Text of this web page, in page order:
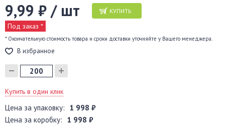
9,99 ₽ / шт КУПИТЬ
Под заказ *
* Окончательную стоимость товара и сроки доставки уточняйте у Вашего менеджера.
В избранное
Купить в один клик
Цена за упаковку: 1 998 ₽
Цена за коробку: 1 998 ₽